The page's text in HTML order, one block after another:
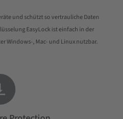
und schützt so vertrauliche Daten
EasyLock ist einfach in der
Windows-, Mac- und Linux nutzbar.